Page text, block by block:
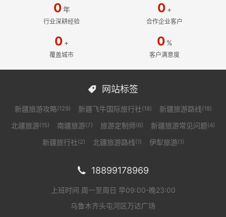
0年
行业深耕经验
0 +
合作企业客户
0 +
覆盖城市
0 %
客户满意度
 网站标签
新疆旅游攻略(129) 新疆飞牛国际旅行社(18) 新疆旅游路线(18)
北疆旅游(15) 南疆旅游(7) 旅游定制师(6) 新疆旅游常见问题(4)
新疆旅行社(2) 北疆旅游路线(1) 伊犁旅游(1)
 18899178969
上班时间 周一至周日 早09:00-晚23:00
乌鲁木齐头屯河区万达广场